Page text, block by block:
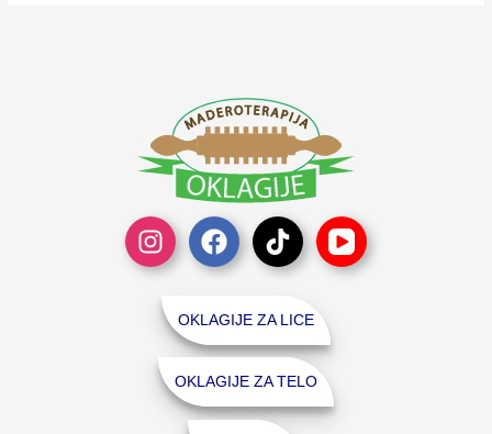
OKLAGIJE ZA LICE
OKLAGIJE ZA TELO